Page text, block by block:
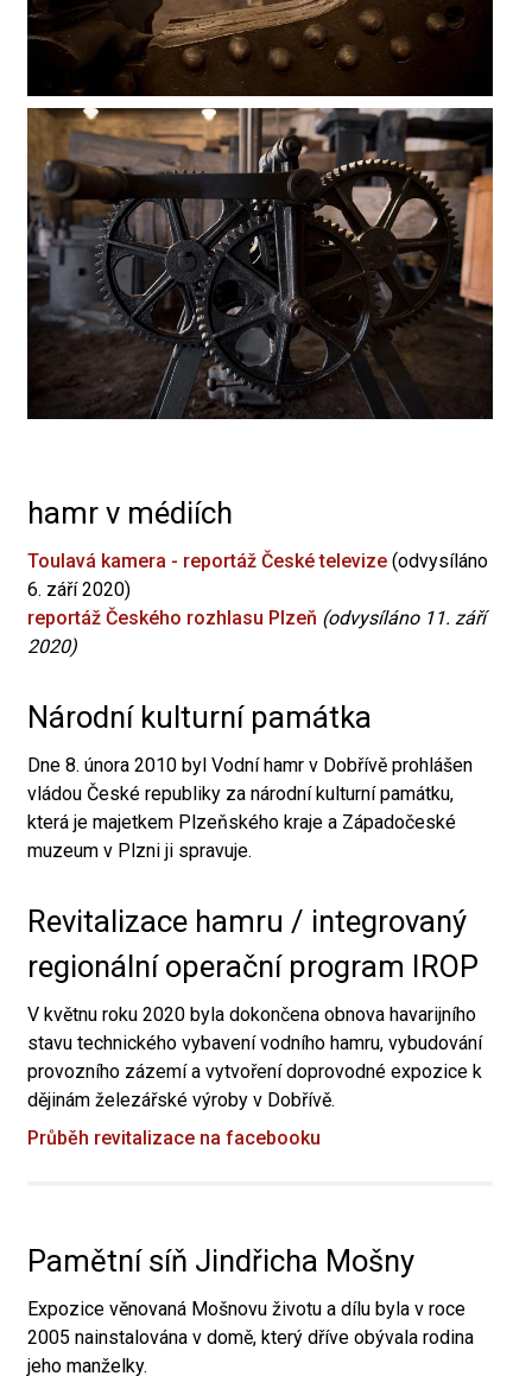
hamr v médiích
Toulavá kamera - reportáž České televize (odvysíláno
6. září 2020)
reportáž Českého rozhlasu Plzeň (odvysíláno 11. září
2020)
Národní kulturní památka
Dne 8. února 2010 byl Vodní hamr v Dobřívě prohlášen
vládou České republiky za národní kulturní památku,
která je majetkem Plzeňského kraje a Západočeské
muzeum v Plzni ji spravuje.
Revitalizace hamru / integrovaný
regionální operační program IROP
V květnu roku 2020 byla dokončena obnova havarijního
stavu technického vybavení vodního hamru, vybudování
provozního zázemí a vytvoření doprovodné expozice k
dějinám železářské výroby v Dobřívě.
Průběh revitalizace na facebooku
Pamětní síň Jindřicha Mošny
Expozice věnovaná Mošnovu životu a dílu byla v roce
2005 nainstalována v domě, který dříve obývala rodina
jeho manželky.